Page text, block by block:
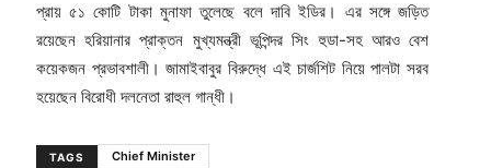
প্রায় ৫১ কোটি টাকা মুনাফা তুলেছে বলে দাবি ইডির। এর সঙ্গে জড়িত
রয়েছেন হরিয়ানার প্রাক্তন মুখ্যমন্ত্রী ভূপিন্দর সিং হুডা-সহ আরও বেশ
কয়েকজন প্রভাবশালী। জামাইবাবুর বিরুদ্ধে এই চার্জশিট নিয়ে পালটা সরব
হয়েছেন বিরোধী দলনেতা রাহুল গান্ধী।
TAGS Chief Minister